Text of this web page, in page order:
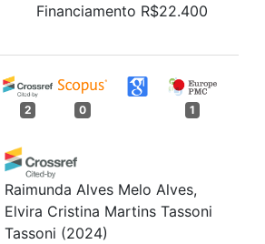
Financiamento R$22.400
2 0 1
Raimunda Alves Melo Alves,
Elvira Cristina Martins Tassoni
Tassoni (2024)